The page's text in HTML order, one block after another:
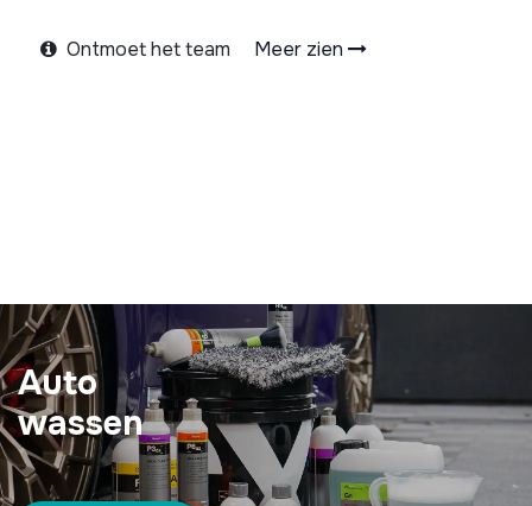
Ontmoet het team Meer zien
Auto
wassen